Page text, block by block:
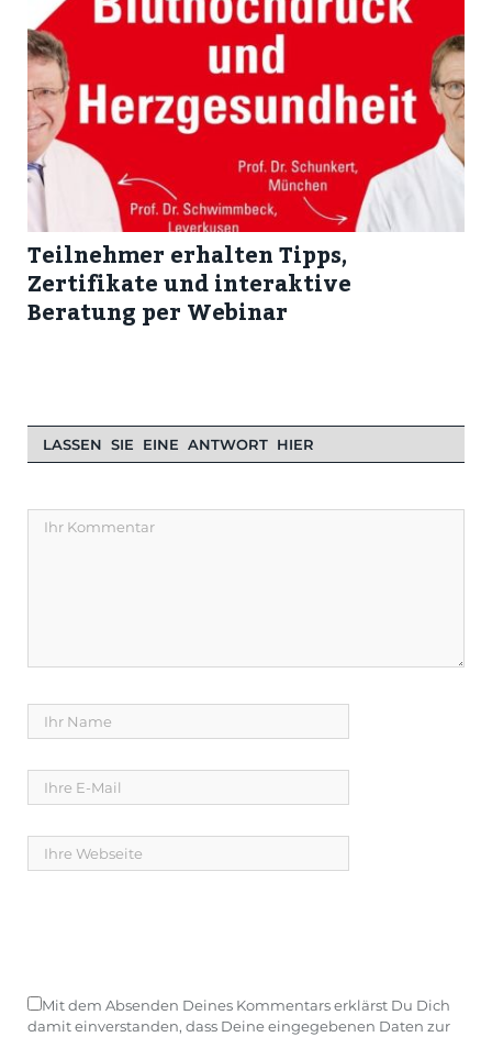
Teilnehmer erhalten Tipps,
Zertifikate und interaktive
Beratung per Webinar
LASSEN SIE EINE ANTWORT HIER
Mit dem Absenden Deines Kommentars erklärst Du Dich
damit einverstanden, dass Deine eingegebenen Daten zur